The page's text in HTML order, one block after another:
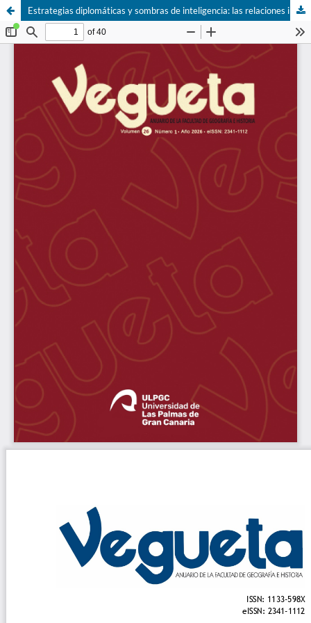
Estrategias diplomáticas y sombras de inteligencia: las relaciones internacionales de las organizaciones estudiantiles españolas durante la Guerra Fría Cultural (1945-1969)